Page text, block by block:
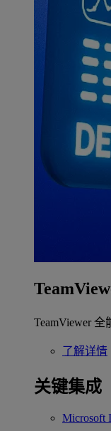
TeamViewer
了解详情
关键集成
Microsoft